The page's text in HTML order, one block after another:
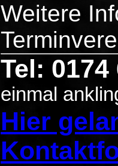
Weitere
Tel: 0174
einmal
Hier